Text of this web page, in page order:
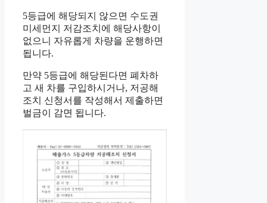
5등급에 해당되지 않으면 수도권
미세먼지 저감조치에 해당사항이
없으니 자유롭게 차량을 운행하면
됩니다.
만약 5등급에 해당된다면 폐차하
고 새 차를 구입하시거나, 저공해
조치 신청서를 작성해서 제출하면
벌금이 감면 됩니다.